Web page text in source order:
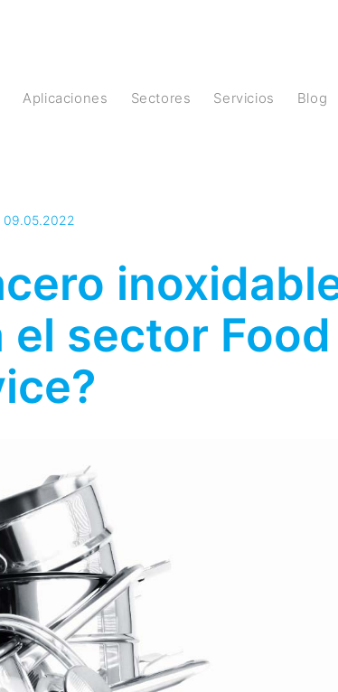
Aplicaciones Sectores Servicios Blog
09.05.2022
el sector Food